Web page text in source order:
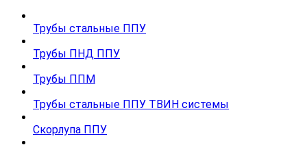
Трубы стальные ППУ
Трубы ПНД ППУ
Трубы ППМ
Трубы стальные ППУ ТВИН системы
Скорлупа ППУ